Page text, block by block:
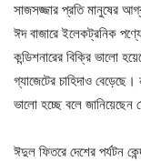
সাজসজ্জার প্রতি মানুষের
ঈদ বাজারে ইলেকট্রনিক
কন্ডিশনারের বিক্রি ভালো
গ্যাজেটের চাহিদাও
ভালো হচ্ছে বলে জানিয়েছেন
ঈদুল ফিতরে দেশের পর্যটন